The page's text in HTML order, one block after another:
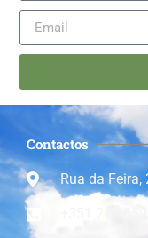
Contactos
Rua da
+351 243